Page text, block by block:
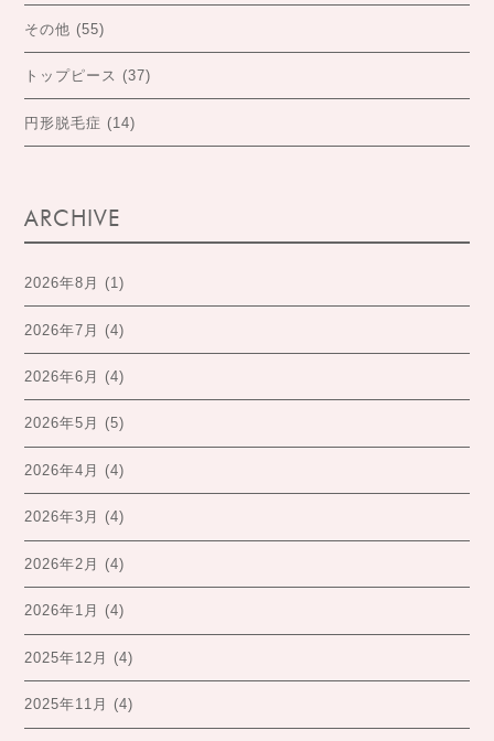
その他 (55)
トップピース (37)
円形脱毛症 (14)
ARCHIVE
2026年8月 (1)
2026年7月 (4)
2026年6月 (4)
2026年5月 (5)
2026年4月 (4)
2026年3月 (4)
2026年2月 (4)
2026年1月 (4)
2025年12月 (4)
2025年11月 (4)